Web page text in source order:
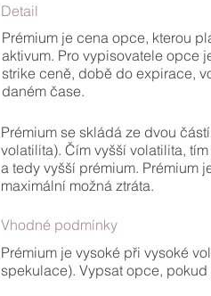
Detail
Prémium je cena opce, kterou
aktivum. Pro vypisovatele opce
strike ceně, době do expirace,
daném čase.
Prémium se skládá ze dvou
volatilita). Čím vyšší volatilita,
a tedy vyšší prémium. Prémium
maximální možná ztráta.
Vhodné podmínky
Prémium je vysoké při vysoké
spekulace). Vypsat opce,